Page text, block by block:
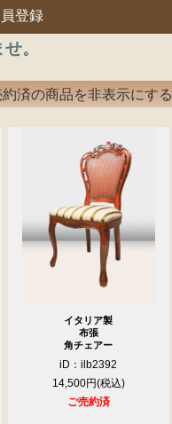
登録
。
約済の商品を非表示にする
イタリア製
布張
角チェアー
iD：ilb2392
14,500円
ご売約済